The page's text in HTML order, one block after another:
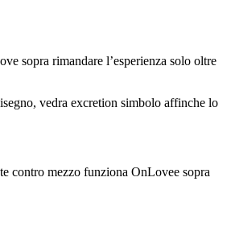
sopra rimandare l’esperienza solo oltre
vedra excretion simbolo affinche lo
contro mezzo funziona OnLovee sopra